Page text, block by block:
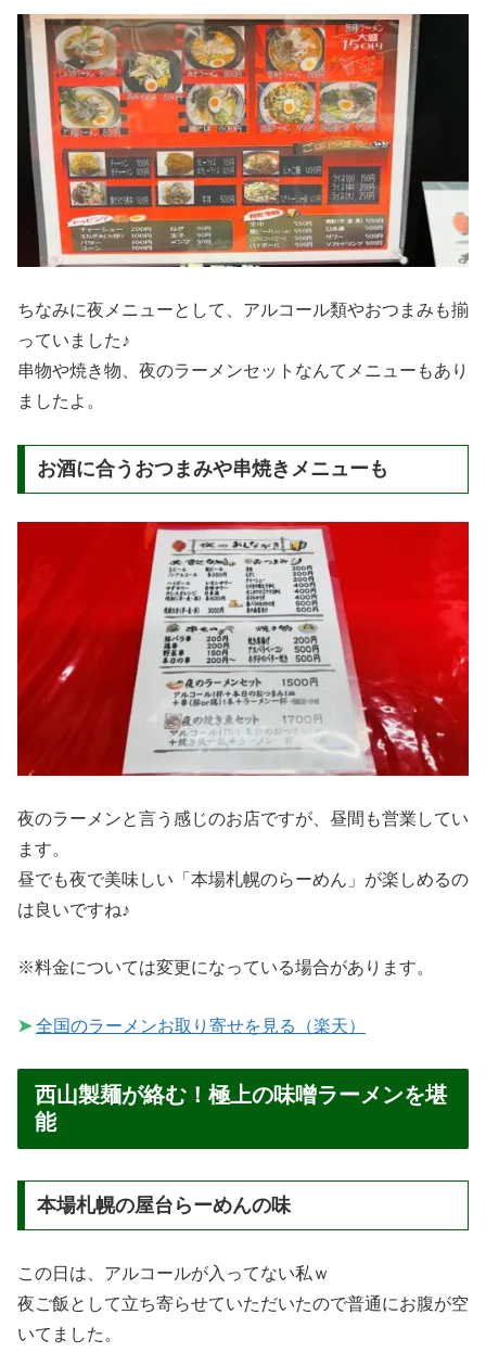
ちなみに夜メニューとして、アルコール類やおつまみも揃
っていました♪
串物や焼き物、夜のラーメンセットなんてメニューもあり
ましたよ。
お酒に合うおつまみや串焼きメニューも
夜のラーメンと言う感じのお店ですが、昼間も営業してい
ます。
昼でも夜で美味しい「本場札幌のらーめん」が楽しめるの
は良いですね♪
※料金については変更になっている場合があります。
➤ 全国のラーメンお取り寄せを見る（楽天）
西山製麺が絡む！極上の味噌ラーメンを堪
能
本場札幌の屋台らーめんの味
この日は、アルコールが入ってない私ｗ
夜ご飯として立ち寄らせていただいたので普通にお腹が空
いてました。